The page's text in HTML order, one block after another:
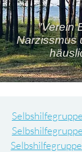
"Verein
Narzissmus